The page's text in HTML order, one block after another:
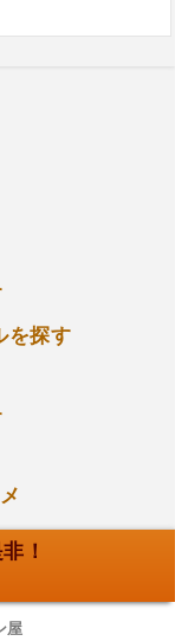
を探す
！
屋